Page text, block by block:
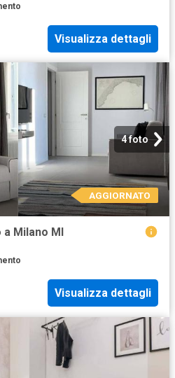
Visualizza dettagli
4 foto
AGGIORNATO
Milano MI
Visualizza dettagli